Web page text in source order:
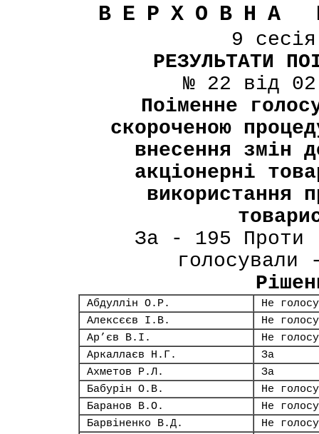
ВЕРХОВНА
9
РЕЗУЛЬТАТИ
№ 22 від
Поіменне
скороченою
внесення змін
акціонерні
використання
За - 195 Проти
Абдуллін О.Р.
Не
Алексєєв І.В.
Не
Ар’єв В.І.
Не
Аркаллаєв Н.Г.
За
Ахметов Р.Л.
За
Бабурін О.В.
Не
Баранов В.О.
Не
Барвіненко В.Д.
Не